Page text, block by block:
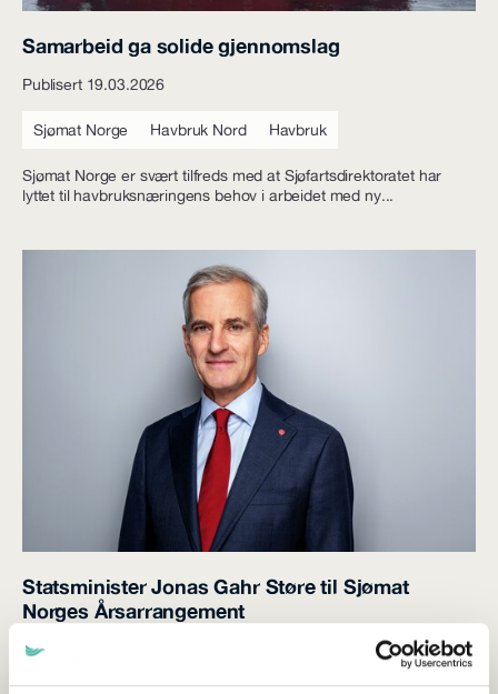
Samarbeid ga solide gjennomslag
Publisert 19.03.2026
Sjømat Norge Havbruk Nord Havbruk
Sjømat Norge er svært tilfreds med at Sjøfartsdirektoratet har
lyttet til havbruksnæringens behov i arbeidet med ny...
Statsminister Jonas Gahr Støre til Sjømat
Norges Årsarrangement
Publisert 10.03.2026